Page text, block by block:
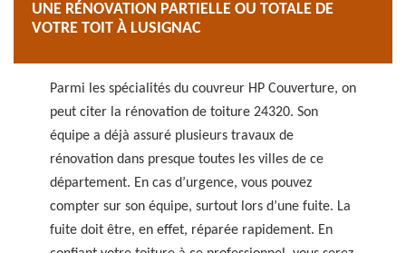
UNE RÉNOVATION PARTIELLE OU TOTALE DE
VOTRE TOIT À LUSIGNAC
Parmi les spécialités du couvreur HP Couverture, on
peut citer la rénovation de toiture 24320. Son
équipe a déjà assuré plusieurs travaux de
rénovation dans presque toutes les villes de ce
département. En cas d’urgence, vous pouvez
compter sur son équipe, surtout lors d’une fuite. La
fuite doit être, en effet, réparée rapidement. En